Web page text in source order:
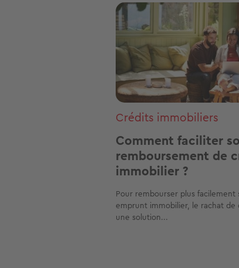
Image
Crédits immobiliers
Comment faciliter
remboursement de
immobilier ?
Pour rembourser plus facilement
emprunt immobilier, le rachat de
une solution...